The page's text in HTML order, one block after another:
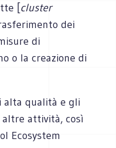
[cluster
dei
di
o la creazione di
alta qualità e gli
altre attività, così
Ecosystem